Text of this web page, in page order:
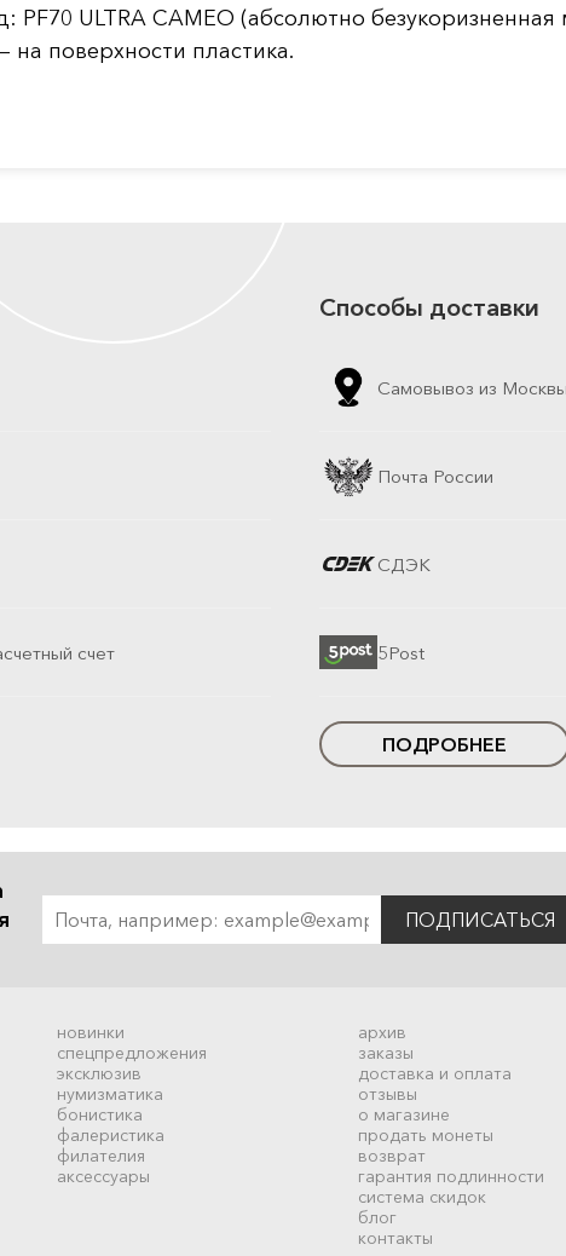
ULTRA CAMEO (абсолютно безукоризненная
поверхности пластика.
счет
Способы доставки
Самовывоз из
Почта России
СДЭК
5Post
ПОДРОБНЕЕ
ПОДПИСАТЬСЯ
новинки
спецпредложения
эксклюзив
нумизматика
бонистика
фалеристика
филателия
аксессуары
архив
заказы
доставка и оплата
отзывы
о магазине
продать монеты
возврат
гарантия подлинности
система скидок
блог
контакты